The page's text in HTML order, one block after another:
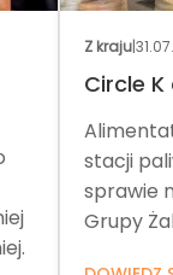
Z kraju|
Circle
stacji
sprawie
Grupy